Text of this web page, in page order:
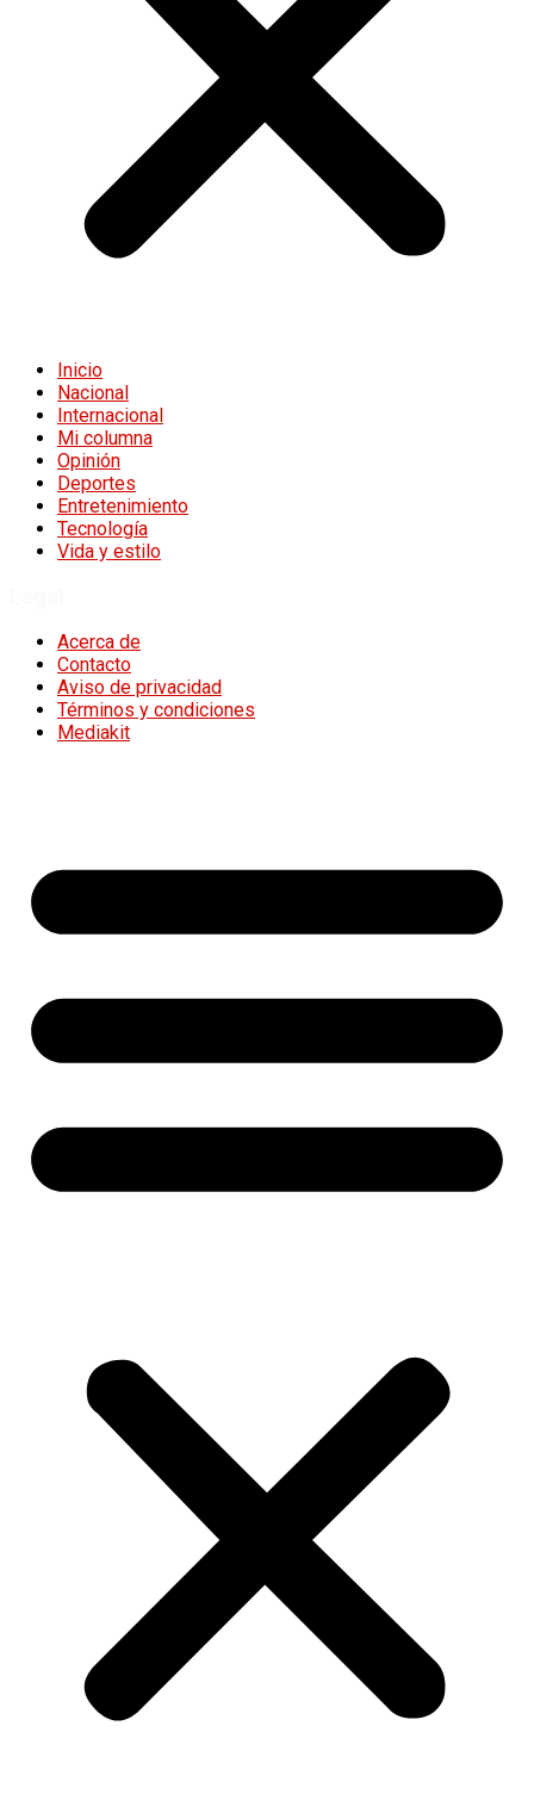
Inicio
Nacional
Internacional
Mi columna
Opinión
Deportes
Entretenimiento
Tecnología
Vida y estilo
Acerca de
Contacto
Aviso de privacidad
Términos y condiciones
Mediakit